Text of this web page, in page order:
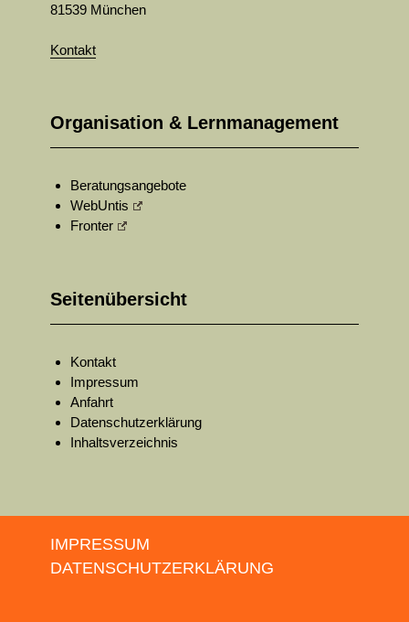
81539 München
Kontakt
Organisation & Lernmanagement
Beratungsangebote
WebUntis
Fronter
Seitenübersicht
Kontakt
Impressum
Anfahrt
Datenschutzerklärung
Inhaltsverzeichnis
IMPRESSUM
DATENSCHUTZERKLÄRUNG